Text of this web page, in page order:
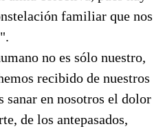
familiar que nos
no es sólo nuestro,
recibido de nuestros
sanar en nosotros el dolor
de los antepasados,